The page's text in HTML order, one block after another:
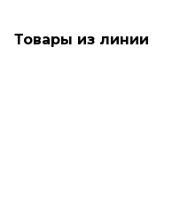
Товары из линии